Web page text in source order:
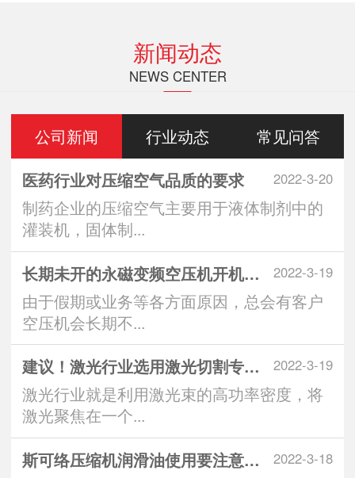
新闻动态
NEWS CENTER
公司新闻 行业动态 常见问答
2022-3-20
医药行业对压缩空气品质的要求
制药企业的压缩空气主要用于液体制剂中的
灌装机，固体制...
2022-3-19
长期未开的永磁变频空压机开机注意
由于假期或业务等各方面原因，总会有客户
空压机会长期不...
2022-3-19
建议！激光行业选用激光切割专用空
激光行业就是利用激光束的高功率密度，将
激光聚焦在一个...
2022-3-18
斯可络压缩机润滑油使用要注意什么